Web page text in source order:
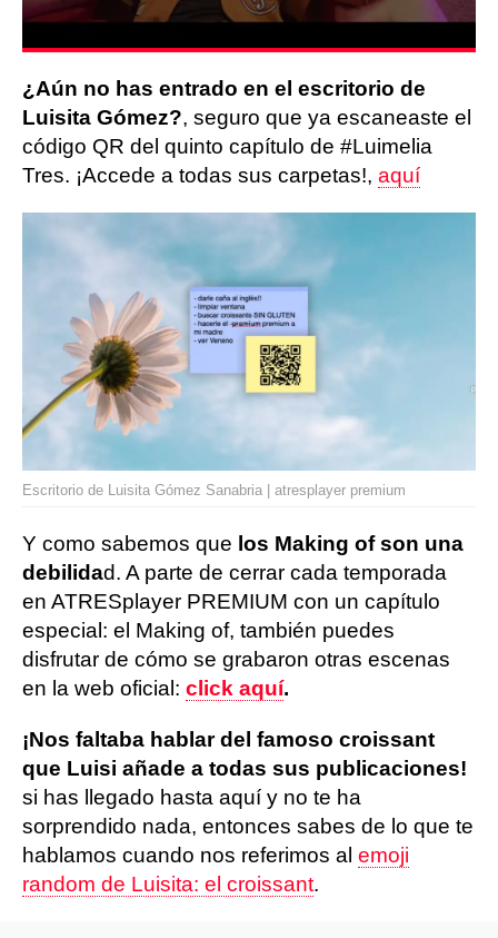
¿Aún no has entrado en el escritorio de
Luisita Gómez?, seguro que ya escaneaste el
código QR del quinto capítulo de #Luimelia
Tres. ¡Accede a todas sus carpetas!, aquí
Escritorio de Luisita Gómez Sanabria | atresplayer premium
Y como sabemos que los Making of son una
debilidad. A parte de cerrar cada temporada
en ATRESplayer PREMIUM con un capítulo
especial: el Making of, también puedes
disfrutar de cómo se grabaron otras escenas
en la web oficial: click aquí.
¡Nos faltaba hablar del famoso croissant
que Luisi añade a todas sus publicaciones!
si has llegado hasta aquí y no te ha
sorprendido nada, entonces sabes de lo que te
hablamos cuando nos referimos al emoji
random de Luisita: el croissant.